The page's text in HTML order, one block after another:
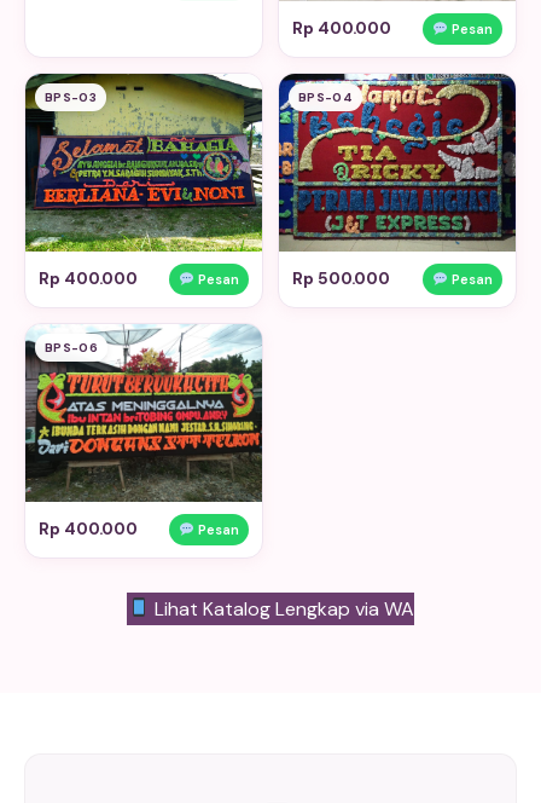
Rp 400.000 Pesan
BPS-03
Rp 400.000 Pesan
BPS-04
Rp 500.000 Pesan
BPS-06
Rp 400.000 Pesan
Lihat Katalog Lengkap via WA